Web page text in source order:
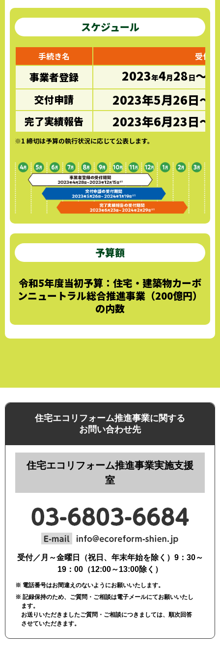
スケジュール
手続き名 受付
事業者登録 2023年4月28日～
交付申請 2023年5月26日～
完了実績報告 2023年6月23日～
※1 締切は予算の執行状況に応じて公表します。
予算額
令和5年度当初予算：住宅・建築物カーボ
ンニュートラル総合推進事業（200億円）
の内数
住宅エコリフォーム推進事業に関する
お問い合わせ先
住宅エコリフォーム推進事業実施支援
室
受付／月～金曜日（祝日、年末年始を除く）9：30～
19：00（12:00～13:00除く）
※ 電話番号はお間違えのないようにお願いいたします。
※ 記録保持のため、ご質問・ご相談は電子メールにてお願いいたし
ます。
お送りいただきましたご質問・ご相談につきましては、順次回答
させていただきます。